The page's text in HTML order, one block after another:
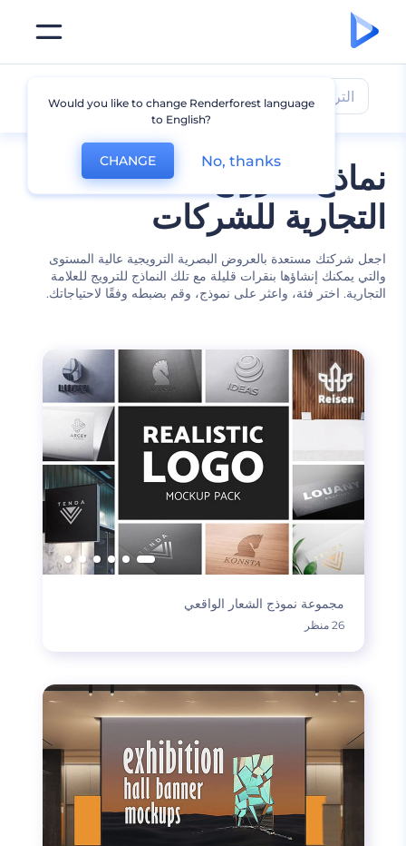
نماذج الترويج للعلامة
التجارية للشركات
اجعل شركتك مستعدة بالعروض البصرية الترويجية عالية المستوى
والتي يمكنك إنشاؤها بنقرات قليلة مع تلك النماذج للترويج للعلامة
التجارية. اختر فئة، واعثر على نموذج، وقم بضبطه وفقًا لاحتياجاتك.
الترويج للعلامة التجارية
مجموعة نموذج الشعار الواقعي
26 منظر
Would you like to change Renderforest language
to English?
CHANGE No, thanks